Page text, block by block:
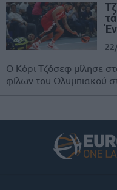
Ο Κόρι Τζόσεφ μίλησε
φίλων του Ολυμπιακού